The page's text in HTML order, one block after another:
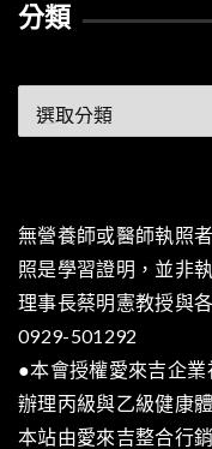
分類
類
無營養師或醫師執照
照是學習證明，並非
理事長蔡明憲教授與
0929-501292
●本會授權愛來吉企
辦理丙級與乙級健康
本站由愛來吉整合行銷